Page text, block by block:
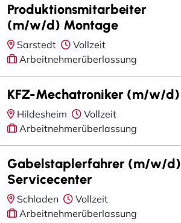
Produktionsmitarbeiter
(m/w/d) Montage
Sarstedt
Vollzeit
Arbeitnehmerüberlassung
KFZ-Mechatroniker (m/w/d)
Hildesheim
Vollzeit
Arbeitnehmerüberlassung
Gabelstaplerfahrer (m/w/d)
Servicecenter
Schladen
Vollzeit
Arbeitnehmerüberlassung